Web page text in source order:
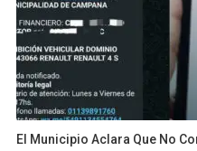
El Municipio Aclara Que No